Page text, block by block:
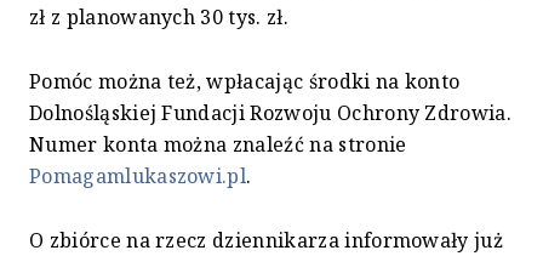
zł z planowanych 30 tys. zł.
Pomóc można też, wpłacając środki na konto
Dolnośląskiej Fundacji Rozwoju Ochrony Zdrowia.
Numer konta można znaleźć na stronie
Pomagamlukaszowi.pl.
O zbiórce na rzecz dziennikarza informowały już